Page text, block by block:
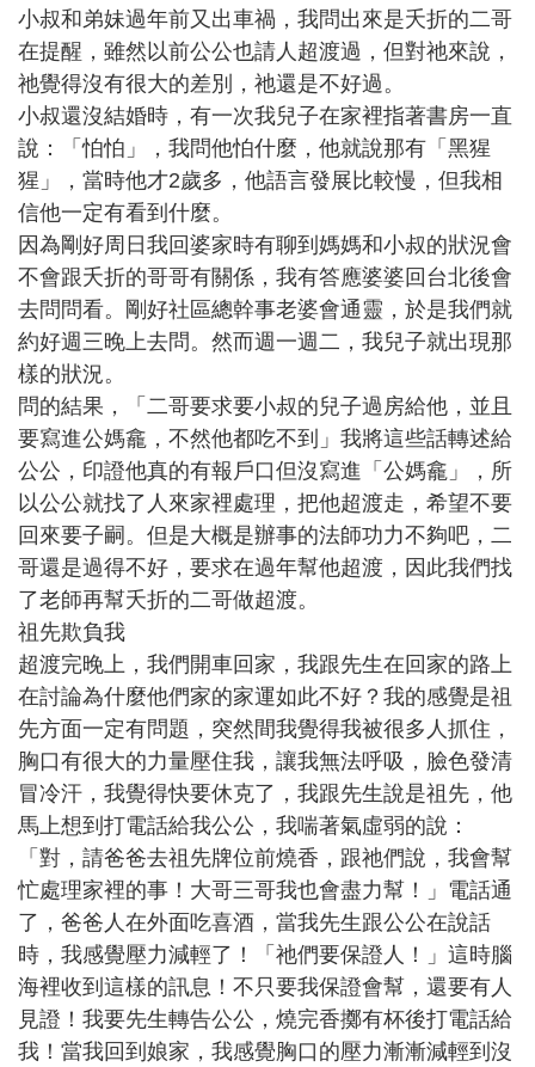
小叔和弟妹過年前又出車禍，我問出來是夭折的二哥
在提醒，雖然以前公公也請人超渡過，但對祂來說，
祂覺得沒有很大的差別，祂還是不好過。
小叔還沒結婚時，有一次我兒子在家裡指著書房一直
說：「怕怕」，我問他怕什麼，他就說那有「黑猩
猩」，當時他才2歲多，他語言發展比較慢，但我相
信他一定有看到什麼。
因為剛好周日我回婆家時有聊到媽媽和小叔的狀況會
不會跟夭折的哥哥有關係，我有答應婆婆回台北後會
去問問看。剛好社區總幹事老婆會通靈，於是我們就
約好週三晚上去問。然而週一週二，我兒子就出現那
樣的狀況。
問的結果，「二哥要求要小叔的兒子過房給他，並且
要寫進公媽龕，不然他都吃不到」我將這些話轉述給
公公，印證他真的有報戶口但沒寫進「公媽龕」，所
以公公就找了人來家裡處理，把他超渡走，希望不要
回來要子嗣。但是大概是辦事的法師功力不夠吧，二
哥還是過得不好，要求在過年幫他超渡，因此我們找
了老師再幫夭折的二哥做超渡。
祖先欺負我
超渡完晚上，我們開車回家，我跟先生在回家的路上
在討論為什麼他們家的家運如此不好？我的感覺是祖
先方面一定有問題，突然間我覺得我被很多人抓住，
胸口有很大的力量壓住我，讓我無法呼吸，臉色發清
冒冷汗，我覺得快要休克了，我跟先生說是祖先，他
馬上想到打電話給我公公，我喘著氣虛弱的說：
「對，請爸爸去祖先牌位前燒香，跟祂們說，我會幫
忙處理家裡的事！大哥三哥我也會盡力幫！」電話通
了，爸爸人在外面吃喜酒，當我先生跟公公在說話
時，我感覺壓力減輕了！「祂們要保證人！」這時腦
海裡收到這樣的訊息！不只要我保證會幫，還要有人
見證！我要先生轉告公公，燒完香擲有杯後打電話給
我！當我回到娘家，我感覺胸口的壓力漸漸減輕到沒